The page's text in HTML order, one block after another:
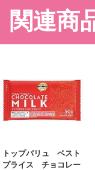
関連商
トップバリュ ベスト
プライス チョコレー